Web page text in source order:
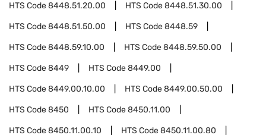
HTS Code8448.51.20.00 HTS Code8448.51.30.00
HTS Code8448.51.50.00 HTS Code8448.59
HTS Code8448.59.10.00 HTS Code8448.59.50.00
HTS Code8449 HTS Code8449.00
HTS Code8449.00.10.00 HTS Code8449.00.50.00
HTS Code8450 HTS Code8450.11.00
HTS Code8450.11.00.10 HTS Code8450.11.00.80